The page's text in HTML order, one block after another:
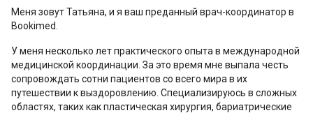
Меня зовут Татьяна, и я ваш преданный врач-координатор в
Bookimed.
У меня несколько лет практического опыта в международной
медицинской координации. За это время мне выпала честь
сопровождать сотни пациентов со всего мира в их
путешествии к выздоровлению. Специализируюсь в сложных
областях, таких как пластическая хирургия, бариатрические